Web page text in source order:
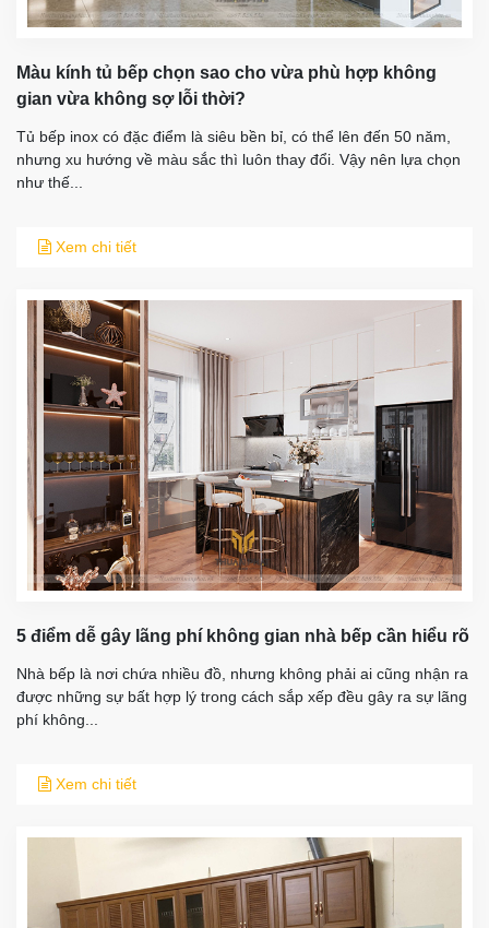
Màu kính tủ bếp chọn sao cho vừa phù hợp không
gian vừa không sợ lỗi thời?
Tủ bếp inox có đặc điểm là siêu bền bỉ, có thể lên đến 50 năm,
nhưng xu hướng về màu sắc thì luôn thay đổi. Vậy nên lựa chọn
như thế...
Xem chi tiết
5 điểm dễ gây lãng phí không gian nhà bếp cần hiểu rõ
Nhà bếp là nơi chứa nhiều đồ, nhưng không phải ai cũng nhận ra
được những sự bất hợp lý trong cách sắp xếp đều gây ra sự lãng
phí không...
Xem chi tiết